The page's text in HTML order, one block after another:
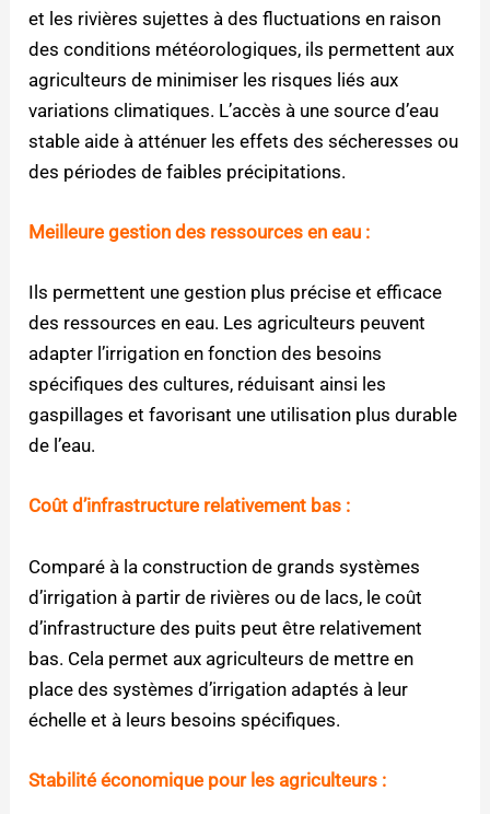
et les rivières sujettes à des fluctuations en raison
des conditions météorologiques, ils permettent aux
agriculteurs de minimiser les risques liés aux
variations climatiques. L’accès à une source d’eau
stable aide à atténuer les effets des sécheresses ou
des périodes de faibles précipitations.
Meilleure gestion des ressources en eau :
Ils permettent une gestion plus précise et efficace
des ressources en eau. Les agriculteurs peuvent
adapter l’irrigation en fonction des besoins
spécifiques des cultures, réduisant ainsi les
gaspillages et favorisant une utilisation plus durable
de l’eau.
Coût d’infrastructure relativement bas :
Comparé à la construction de grands systèmes
d’irrigation à partir de rivières ou de lacs, le coût
d’infrastructure des puits peut être relativement
bas. Cela permet aux agriculteurs de mettre en
place des systèmes d’irrigation adaptés à leur
échelle et à leurs besoins spécifiques.
Stabilité économique pour les agriculteurs :